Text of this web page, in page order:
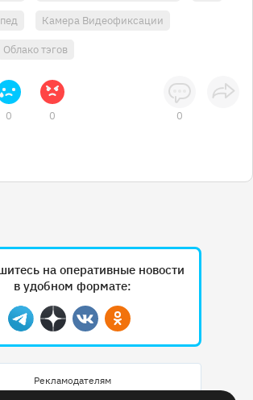
Камера Видеофиксации
Облако тэгов
0 0 0
на оперативные новости
в удобном формате:
Telegram
ДзенВконтактеОдноклассники
Рекламодателям